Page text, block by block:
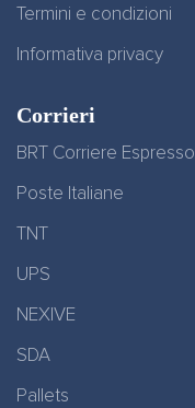
Termini e condizioni
Informativa privacy
Corrieri
BRT Corriere Espresso
Poste Italiane
TNT
UPS
NEXIVE
SDA
Pallets